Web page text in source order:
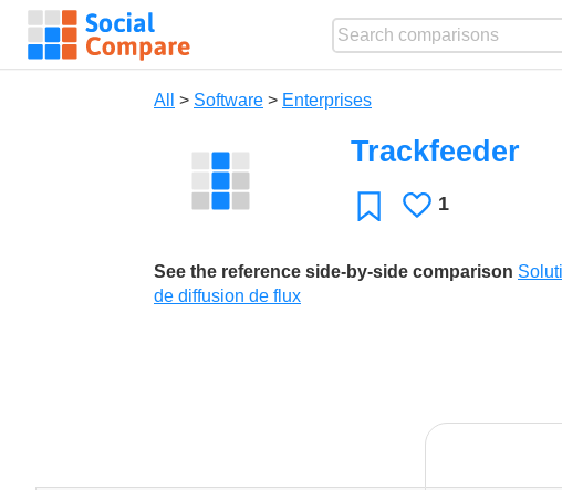
All > Software > Enterprises
Trackfeeder
FavoriteLikes
1
See the reference side-by-side comparison
de diffusion de flux